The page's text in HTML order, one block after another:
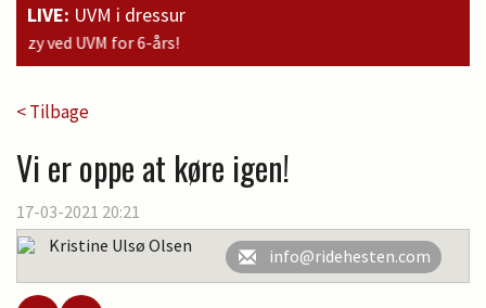
LIVE: UVM i dressur
< Tilbage
Vi er oppe at køre igen!
17-03-2021 20:21
Kristine Ulsø Olsen
info@ridehesten.com